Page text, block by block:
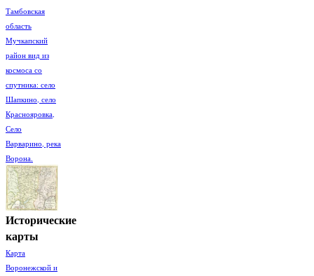
Тамбовская
область
Мучкапский
район вид из
космоса со
спутника: село
Шапкино, село
Краснояровка,
Село
Варварино, река
Ворона.
Исторические
карты
Карта
Воронежской и